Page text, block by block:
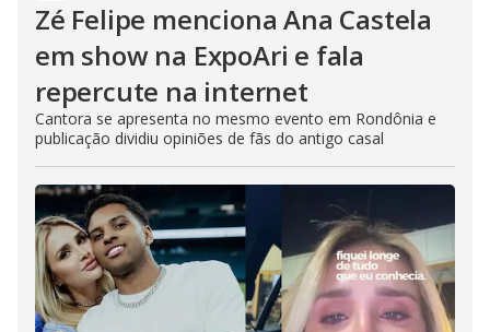
Zé Felipe menciona Ana Castela
em show na ExpoAri e fala
repercute na internet
Cantora se apresenta no mesmo evento em Rondônia e
publicação dividiu opiniões de fãs do antigo casal